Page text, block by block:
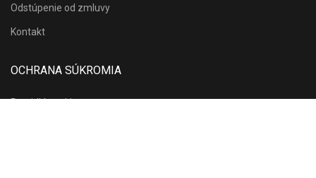
Odstúpenie od zmluvy
Kontakt
OCHRANA SÚKROMIA
Pravidlá cookies